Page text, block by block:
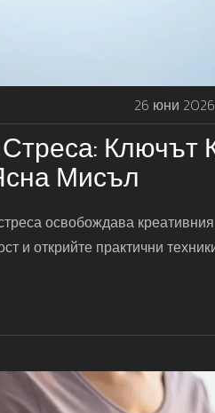
26 юни 2026
Ключът
Мисъл
освобождава
и открийте практични